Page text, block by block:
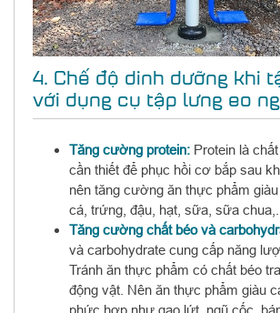
4. Chế độ dinh dưỡng khi
với dụng cụ tập lưng eo
Tăng cường protein: Protein là
cần thiết để phục hồi cơ bắp sau
nên tăng cường ăn thực phẩm giàu
cá, trứng, đậu, hạt, sữa, sữa chua,..
Tăng cường chất béo và
và carbohydrate cung cấp năng
Tránh ăn thực phẩm có chất béo
động vật. Nên ăn thực phẩm giàu
phức hợp như gạo lứt, ngũ cốc,